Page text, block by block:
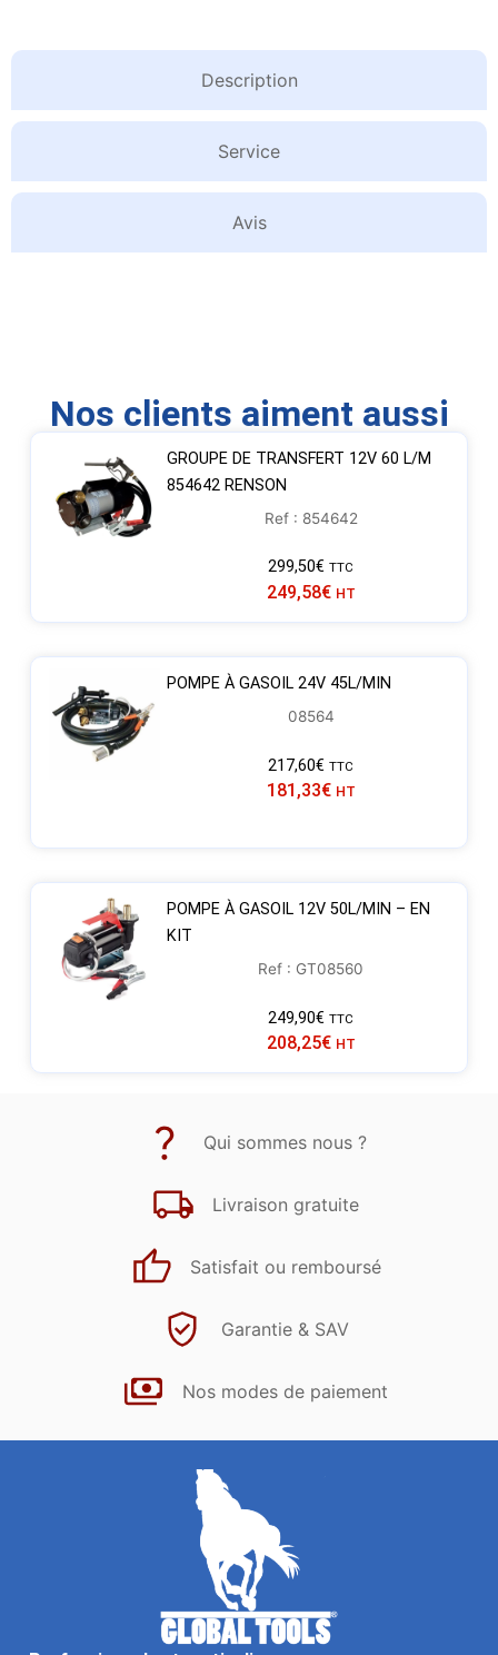
Description
Service
Avis
Nos clients aiment aussi
GROUPE DE TRANSFERT 12V 60 L/M
854642 RENSON
Ref : 854642
299,50€ TTC
249,58€ HT
POMPE À GASOIL 24V 45L/MIN
08564
217,60€ TTC
181,33€ HT
POMPE À GASOIL 12V 50L/MIN – EN
KIT
Ref : GT08560
249,90€ TTC
208,25€ HT
Qui sommes nous ?
Livraison gratuite
Satisfait ou remboursé
Garantie & SAV
Nos modes de paiement